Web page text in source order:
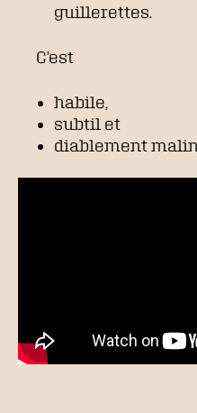
guillerettes.
C’est
habile,
subtil et
diablement